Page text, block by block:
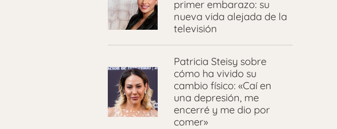
primer embarazo: su
nueva vida alejada de la
televisión
Patricia Steisy sobre
cómo ha vivido su
cambio físico: «Caí en
una depresión, me
encerré y me dio por
comer»